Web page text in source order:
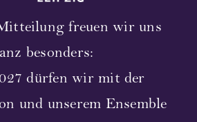
freuen wir uns
besonders:
dürfen wir mit der
und unserem Ensemble